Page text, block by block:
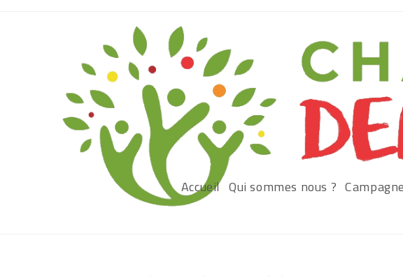
Accueil Qui sommes nous ?